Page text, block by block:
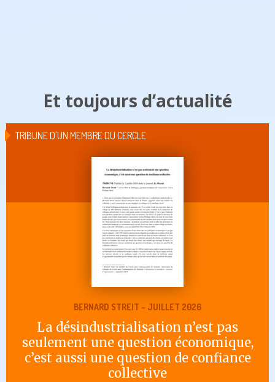
Et toujours d’actualité
TRIBUNE D'UN MEMBRE DU CERCLE
BERNARD STREIT - JUILLET 2026
La désindustrialisation n’est pas
seulement une question économique,
c’est aussi une question de confiance
collective